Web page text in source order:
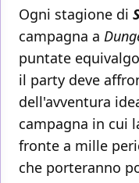
Ogni stagione di
campagna a
puntate
il party deve
dell'avventura
campagna in cui
fronte a mille
che porteranno